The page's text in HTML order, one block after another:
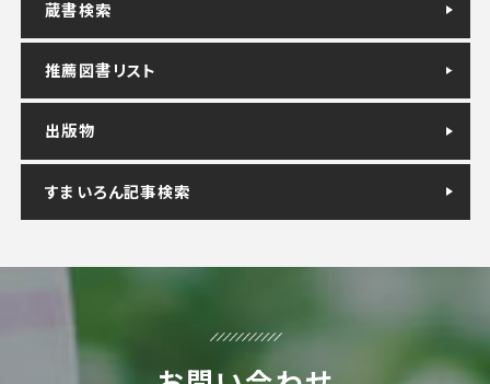
蔵書検索
推薦図書リスト
出版物
すまいろん記事検索